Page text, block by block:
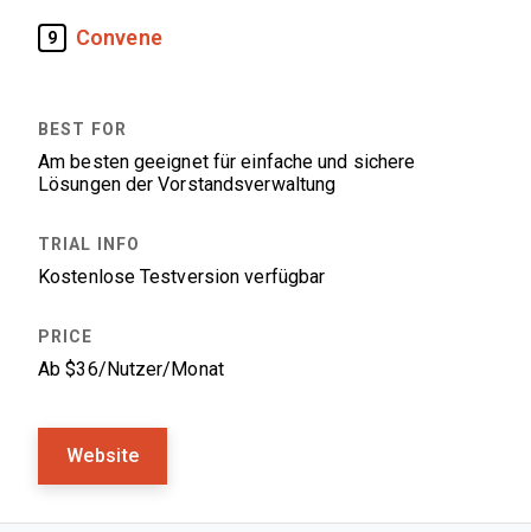
9 Convene
Am besten geeignet für einfache und sichere
Lösungen der Vorstandsverwaltung
Kostenlose Testversion verfügbar
Ab $36/Nutzer/Monat
Website